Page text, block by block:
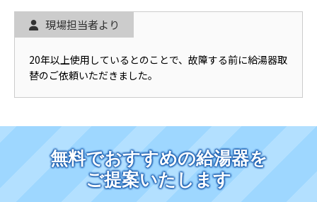
現場担当者より
20年以上使用しているとのことで、故障する前に給湯器取
替のご依頼いただきました。
無料でおすすめの給湯器を
ご提案いたします